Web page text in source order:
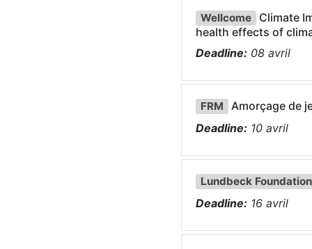
Wellcome
Climate
health effects of
Deadline: 08 avril
FRM
Amorçage de
Deadline: 10 avril
Lundbeck
Deadline: 16 avril